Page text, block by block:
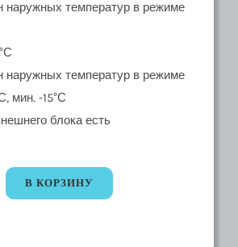
наружных температур в режиме
наружных температур в режиме
мин. -15°С
блока есть
В КОРЗИНУ